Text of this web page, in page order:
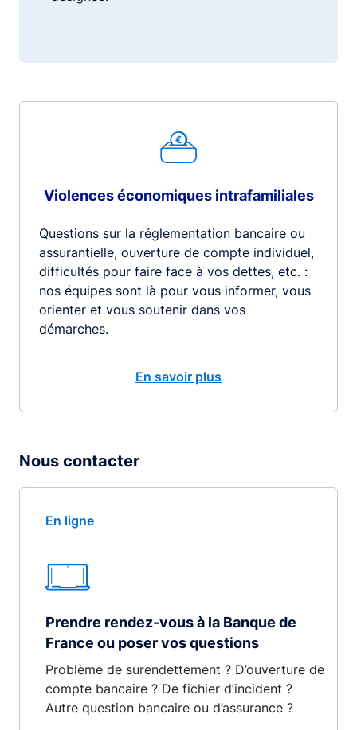
Violences économiques intrafamiliales
Questions sur la réglementation bancaire ou
assurantielle, ouverture de compte individuel,
difficultés pour faire face à vos dettes, etc. :
nos équipes sont là pour vous informer, vous
orienter et vous soutenir dans vos
démarches.
En savoir plus
Nous contacter
En ligne
Prendre rendez-vous à la Banque de
France ou poser vos questions
Problème de surendettement ? D’ouverture de
compte bancaire ? De fichier d’incident ?
Autre question bancaire ou d’assurance ?